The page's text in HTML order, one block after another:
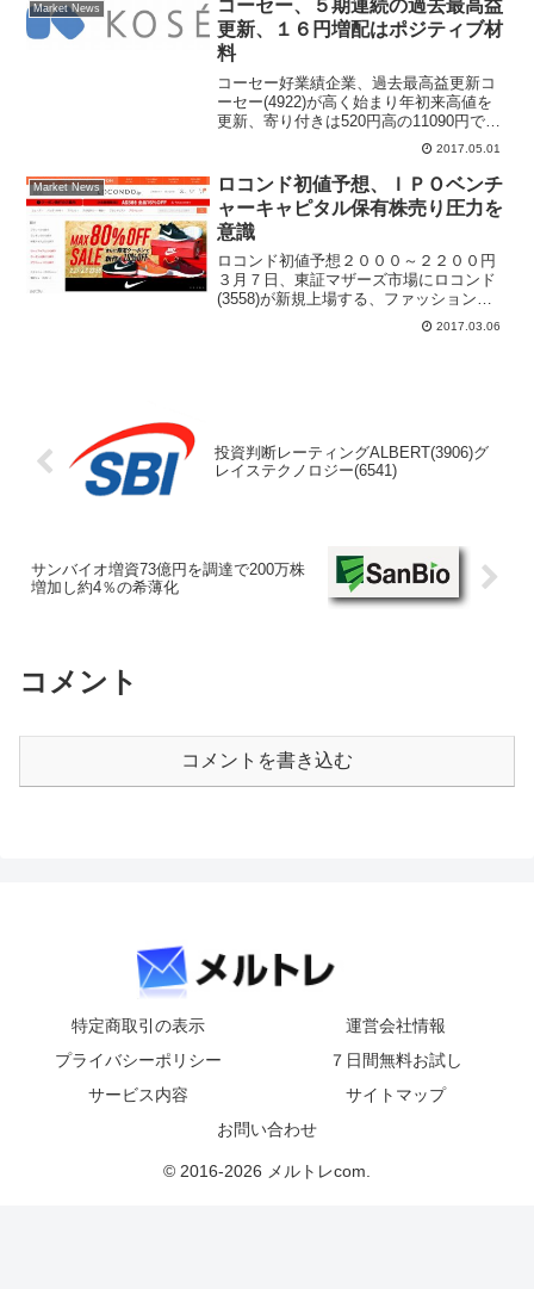
Market News
コーセー、５期連続の過去最高益
更新、１６円増配はポジティブ材
料
コーセー好業績企業、過去最高益更新コ
ーセー(4922)が高く始まり年初来高値を
更新、寄り付きは520円高の11090円で始
まり、730円高の11300円まで買われる場
面があった。好業績と増配が株価上昇の
カタリストとなった。。クレディスイス
証...
2017.05.01
Market News
ロコンド初値予想、ＩＰＯベンチ
ャーキャピタル保有株売り圧力を
意識
ロコンド初値予想２０００～２２００円
３月７日、東証マザーズ市場にロコンド
(3558)が新規上場する、ファッション衣
料ＥＣサイト「LOCONDO.jp」を運営、
年商２２億円、従業員７０名、自社サイ
2017.03.06
投資判断レーティングALBERT(3906)グ
レイステクノロジー(6541)
サンバイオ増資73億円を調達で200万株
増加し約4％の希薄化
コメント
コメントを書き込む
特定商取引の表示
運営会社情報
プライバシーポリシー
７日間無料お試し
サービス内容
サイトマップ
お問い合わせ
© 2016-2026 メルトレcom.